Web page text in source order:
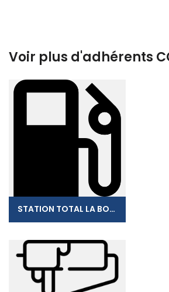
Voir plus d'adhérents
STATION TOTAL LA BOUCAN